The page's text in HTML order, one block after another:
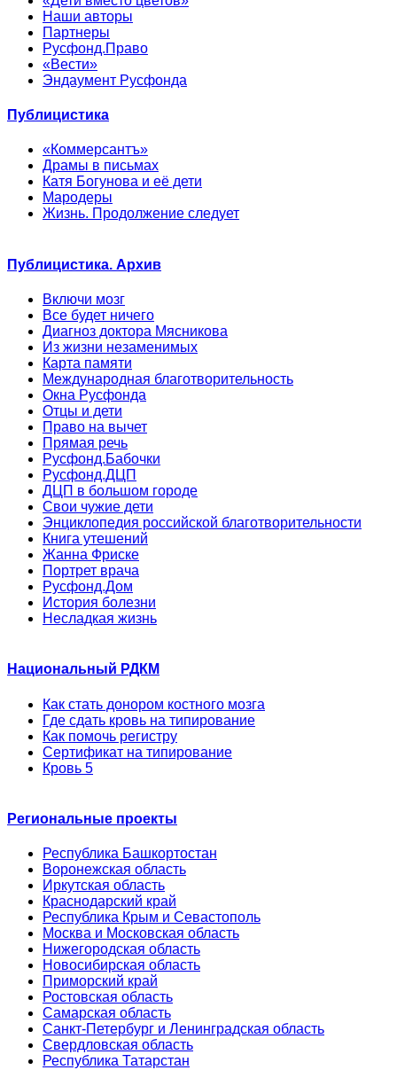
Наши авторы
Партнеры
Русфонд.Право
«Вести»
Эндаумент Русфонда
Публицистика
«Коммерсантъ»
Драмы в письмах
Катя Богунова и её дети
Мародеры
Жизнь. Продолжение следует
Публицистика. Архив
Включи мозг
Все будет ничего
Диагноз доктора Мясникова
Из жизни незаменимых
Карта памяти
Международная благотворительность
Окна Русфонда
Отцы и дети
Право на вычет
Прямая речь
Русфонд.Бабочки
Русфонд.ДЦП
ДЦП в большом городе
Свои чужие дети
Энциклопедия российской благотворительности
Книга утешений
Жанна Фриске
Портрет врача
Русфонд.Дом
История болезни
Несладкая жизнь
Национальный РДКМ
Как стать донором костного мозга
Где сдать кровь на типирование
Как помочь регистру
Сертификат на типирование
Кровь 5
Региональные проекты
Республика Башкортостан
Воронежская область
Иркутская область
Краснодарский край
Республика Крым и Севастополь
Москва и Московская область
Нижегородская область
Новосибирская область
Приморский край
Ростовская область
Самарская область
Санкт-Петербург и Ленинградская область
Свердловская область
Республика Татарстан